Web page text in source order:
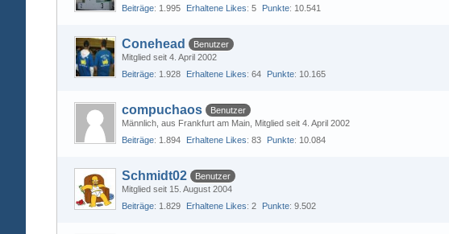
Beiträge 1.995 Erhaltene Likes 5 Punkte 10.541
Conehead
Benutzer
Mitglied seit 4. April 2002
Beiträge 1.928 Erhaltene Likes 64 Punkte 10.165
compuchaos
Benutzer
Männlich aus Frankfurt am Main Mitglied seit 4. April 2002
Beiträge 1.894 Erhaltene Likes 83 Punkte 10.084
Schmidt02
Benutzer
Mitglied seit 15. August 2004
Beiträge 1.829 Erhaltene Likes 2 Punkte 9.502